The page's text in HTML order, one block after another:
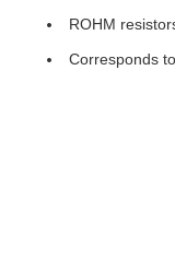
ROHM
Corresponds